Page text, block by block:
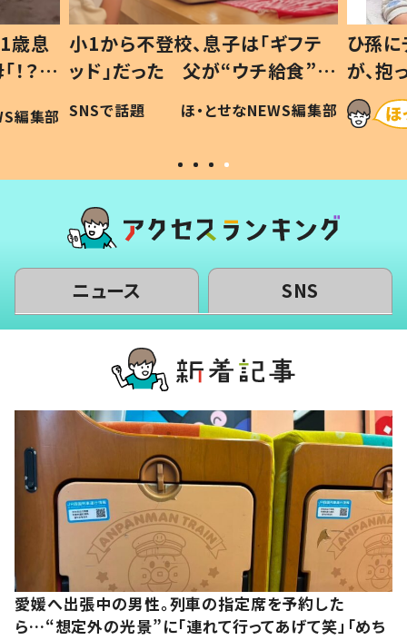
歳息
？」
編集部
小1から不登校、息子は「ギフテ
ッド」だった 父が“ウチ給食”を
作り続ける理由とは #令和の親
#令和の子
SNSで話題 ほ・とせなNEWS編集部
ひ孫
が、
「涙が
い」
ニュース SNS
愛媛へ出張中の男性。列車の指定席を予約した
ら…“想定外の光景”に「連れて行ってあげて笑」「めち